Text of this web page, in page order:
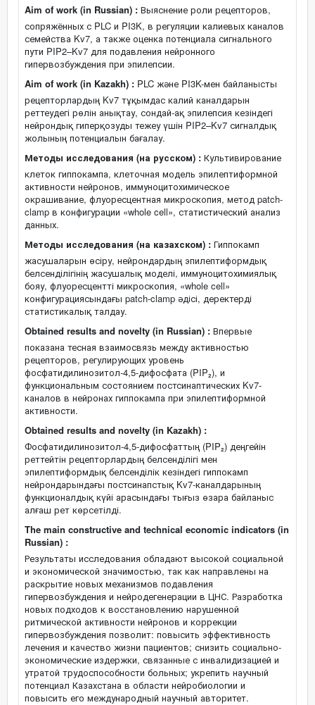
Aim of work (in Russian) : Выяснение роли рецепторов,
сопряжённых с PLC и PI3K, в регуляции калиевых каналов
семейства Kv7, а также оценка потенциала сигнального
пути PIP2–Kv7 для подавления нейронного
гипервозбуждения при эпилепсии.
Aim of work (in Kazakh) : PLC және PI3K-мен байланысты
рецепторлардың Kv7 тұқымдас калий каналдарын
реттеудегі рөлін анықтау, сондай-ақ эпилепсия кезіндегі
нейрондық гиперқозуды тежеу үшін PIP2–Kv7 сигналдық
жолының потенциалын бағалау.
Методы исследования (на русском) : Культивирование
клеток гиппокампа, клеточная модель эпилептиформной
активности нейронов, иммуноцитохимическое
окрашивание, флуоресцентная микроскопия, метод patch-
clamp в конфигурации «whole cell», статистический анализ
данных.
Методы исследования (на казахском) : Гиппокамп
жасушаларын өсіру, нейрондардың эпилептиформдық
белсенділігінің жасушалық моделі, иммуноцитохимиялық
бояу, флуоресцентті микроскопия, «whole cell»
конфигурациясындағы patch-clamp әдісі, деректерді
статистикалық талдау.
Obtained results and novelty (in Russian) : Впервые
показана тесная взаимосвязь между активностью
рецепторов, регулирующих уровень
фосфатидилинозитол-4,5-дифосфата (PIP₂), и
функциональным состоянием постсинаптических Kv7-
каналов в нейронах гиппокампа при эпилептиформной
активности.
Obtained results and novelty (in Kazakh) :
Фосфатидилинозитол-4,5-дифосфаттың (PIP₂) деңгейін
реттейтін рецепторлардың белсенділігі мен
эпилептиформдық белсенділік кезіндегі гиппокамп
нейрондарындағы постсинапстық Kv7-каналдарының
функционалдық күйі арасындағы тығыз өзара байланыс
алғаш рет көрсетілді.
The main constructive and technical economic indicators (in
Russian) :
Результаты исследования обладают высокой социальной
и экономической значимостью, так как направлены на
раскрытие новых механизмов подавления
гипервозбуждения и нейродегенерации в ЦНС. Разработка
новых подходов к восстановлению нарушенной
ритмической активности нейронов и коррекции
гипервозбуждения позволит: повысить эффективность
лечения и качество жизни пациентов; снизить социально-
экономические издержки, связанные с инвалидизацией и
утратой трудоспособности больных; укрепить научный
потенциал Казахстана в области нейробиологии и
повысить его международный научный авторитет.